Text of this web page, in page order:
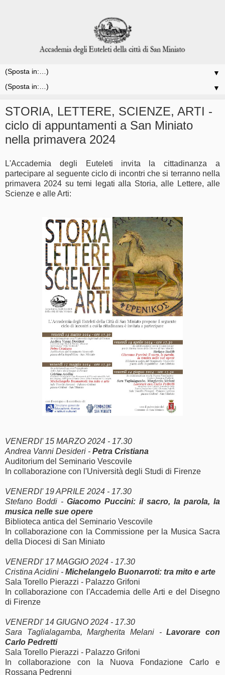
▼
▼
STORIA, LETTERE, SCIENZE, ARTI -
ciclo di appuntamenti a San Miniato
nella primavera 2024
L'Accademia degli Euteleti invita la cittadinanza a
partecipare al seguente ciclo di incontri che si terranno nella
primavera 2024 su temi legati alla Storia, alle Lettere, alle
Scienze e alle Arti:
VENERDI' 15 MARZO 2024 - 17.30
Andrea Vanni Desideri - Petra Cristiana
Auditorium del Seminario Vescovile
In collaborazione con l'Università degli Studi di Firenze
VENERDI' 19 APRILE 2024 - 17.30
Stefano Boddi - Giacomo Puccini: il sacro, la parola, la
musica nelle sue opere
Biblioteca antica del Seminario Vescovile
In collaborazione con la Commissione per la Musica Sacra
della Diocesi di San Miniato
VENERDI' 17 MAGGIO 2024 - 17.30
Cristina Acidini - Michelangelo Buonarroti: tra mito e arte
Sala Torello Pierazzi - Palazzo Grifoni
In collaborazione con l'Accademia delle Arti e del Disegno
di Firenze
VENERDI' 14 GIUGNO 2024 - 17.30
Sara Taglialagamba, Margherita Melani -Lavorare con
Carlo Pedretti
Sala Torello Pierazzi - Palazzo Grifoni
In collaborazione con la Nuova Fondazione Carlo e
Rossana Pedrenni